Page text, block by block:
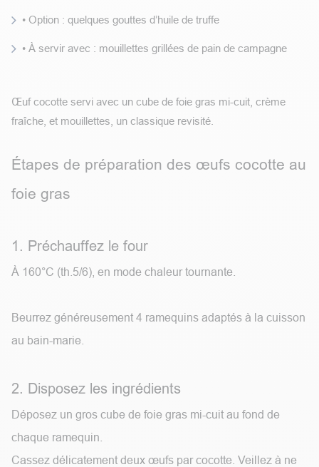
• Option : quelques gouttes d’huile de truffe
• À servir avec : mouillettes grillées de pain de campagne
Œuf cocotte servi avec un cube de foie gras mi-cuit, crème
fraîche, et mouillettes, un classique revisité.
Étapes de préparation des œufs cocotte au
foie gras
1. Préchauffez le four
À 160°C (th.5/6), en mode chaleur tournante.
Beurrez généreusement 4 ramequins adaptés à la cuisson
au bain-marie.
2. Disposez les ingrédients
Déposez un gros cube de foie gras mi-cuit au fond de
chaque ramequin.
Cassez délicatement deux œufs par cocotte. Veillez à ne